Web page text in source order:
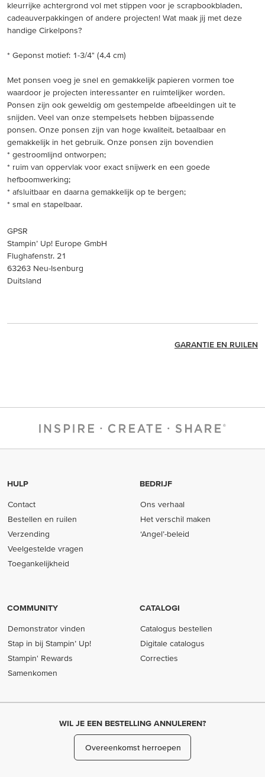
kleurrijke achtergrond vol met stippen voor je scrapbookbladen,
cadeauverpakkingen of andere projecten! Wat maak jij met deze
handige Cirkelpons?
* Geponst motief: 1-3/4" (4,4 cm)
Met ponsen voeg je snel en gemakkelijk papieren vormen toe
waardoor je projecten interessanter en ruimtelijker worden.
Ponsen zijn ook geweldig om gestempelde afbeeldingen uit te
snijden. Veel van onze stempelsets hebben bijpassende
ponsen. Onze ponsen zijn van hoge kwaliteit, betaalbaar en
gemakkelijk in het gebruik. Onze ponsen zijn bovendien
* gestroomlijnd ontworpen;
* ruim van oppervlak voor exact snijwerk en een goede
hefboomwerking;
* afsluitbaar en daarna gemakkelijk op te bergen;
* smal en stapelbaar.
GPSR
Stampin’ Up! Europe GmbH
Flughafenstr. 21
63263 Neu-Isenburg
Duitsland
GARANTIE EN RUILEN
HULP
Contact
Bestellen en ruilen
Verzending
Veelgestelde vragen
Toegankelijkheid
BEDRIJF
Ons verhaal
Het verschil maken
‘Angel’-beleid
COMMUNITY
Demonstrator vinden
Stap in bij Stampin’ Up!
Stampin' Rewards
Samenkomen
CATALOGI
Catalogus bestellen
Digitale catalogus
Correcties
WIL JE EEN BESTELLING ANNULEREN?
Overeenkomst herroepen